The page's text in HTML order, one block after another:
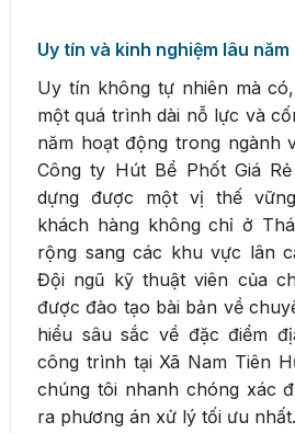
Uy tín và kinh nghiệm lâu năm
Uy tín không tự nhiên mà
một quá trình dài nỗ lực và
năm hoạt động trong ngành
Công ty Hút Bể Phốt Giá
dựng được một vị thế
khách hàng không chỉ ở
rộng sang các khu vực lân
Đội ngũ kỹ thuật viên của
được đào tạo bài bản về
hiểu sâu sắc về đặc điểm
công trình tại Xã Nam Tiên
chúng tôi nhanh chóng xác
ra phương án xử lý tối ưu nhất.